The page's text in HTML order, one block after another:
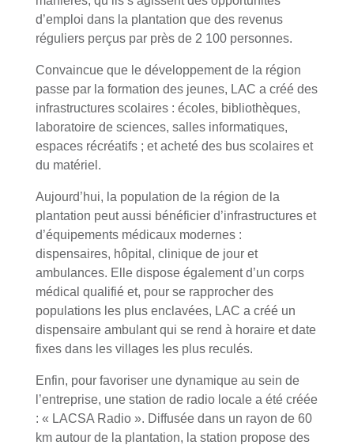
d’emploi dans la plantation que des revenus
réguliers perçus par près de 2 100 personnes.
Convaincue que le développement de la région
passe par la formation des jeunes, LAC a créé des
infrastructures scolaires : écoles, bibliothèques,
laboratoire de sciences, salles informatiques,
espaces récréatifs ; et acheté des bus scolaires et
du matériel.
Aujourd’hui, la population de la région de la
plantation peut aussi bénéficier d’infrastructures et
d’équipements médicaux modernes :
dispensaires, hôpital, clinique de jour et
ambulances. Elle dispose également d’un corps
médical qualifié et, pour se rapprocher des
populations les plus enclavées, LAC a créé un
dispensaire ambulant qui se rend à horaire et date
fixes dans les villages les plus reculés.
Enfin, pour favoriser une dynamique au sein de
l’entreprise, une station de radio locale a été créée
: « LACSA Radio ». Diffusée dans un rayon de 60
km autour de la plantation, la station propose des